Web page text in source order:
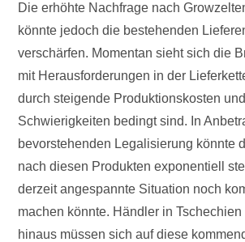
Die erhöhte Nachfrage nach
könnte jedoch die bestehenden
verschärfen. Momentan sieht sich die
mit Herausforderungen in der
durch steigende Produktionskosten
Schwierigkeiten bedingt sind. In
bevorstehenden Legalisierung könnte
nach diesen Produkten exponentiell
derzeit angespannte Situation noch
machen könnte. Händler in
hinaus müssen sich auf diese